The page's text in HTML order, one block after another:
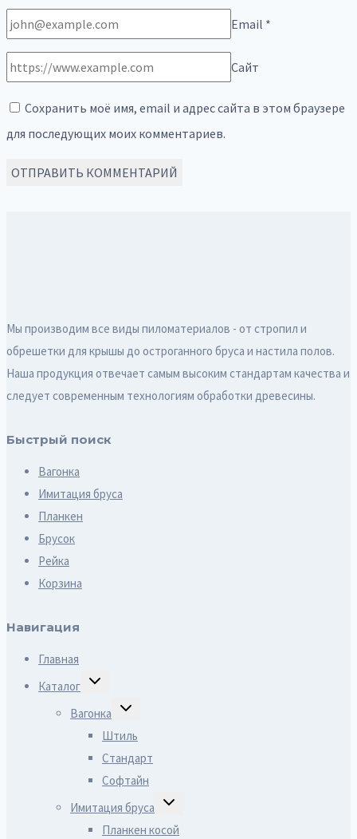
Email *
Сайт
Сохранить моё имя, email и адрес сайта в этом браузере
для последующих моих комментариев.
Мы производим все виды пиломатериалов - от стропил и
обрешетки для крышы до остроганного бруса и настила полов.
Наша продукция отвечает самым высоким стандартам качества и
следует современным технологиям обработки древесины.
Быстрый поиск
Вагонка
Имитация бруса
Планкен
Брусок
Рейка
Корзина
Навигация
Главная
Каталог
ПЕРЕКЛЮЧИТЬ
Вагонка
ПЕРЕКЛЮЧИТЬ
Штиль
Стандарт
Софтайн
Имитация бруса
ПЕРЕКЛЮЧИТЬ
МЕНЮ
Планкен косой